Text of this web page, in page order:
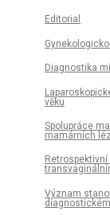
Editorial
Diagnostika
věku
Spolupráce
mamárních
Význam